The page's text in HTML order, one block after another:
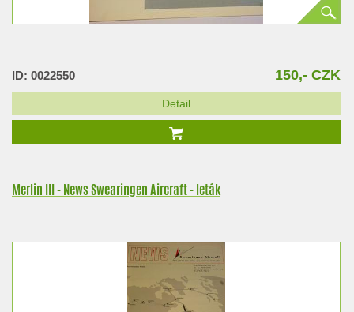
ID: 0022550 150,- CZK
Detail
Merlin III - News Swearingen Aircraft - leták